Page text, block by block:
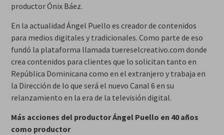
productor Ónix Báez.
En la actualidad Ángel Puello es creador de contenidos
para medios digitales y tradicionales. Como parte de eso
fundó la plataforma llamada tuereselcreativo.com donde
crea contenidos para clientes que lo solicitan tanto en
República Dominicana como en el extranjero y trabaja en
la Dirección de lo que será el nuevo Canal 6 en su
relanzamiento en la era de la televisión digital.
Más acciones del productor Ángel Puello en 40 años
como productor